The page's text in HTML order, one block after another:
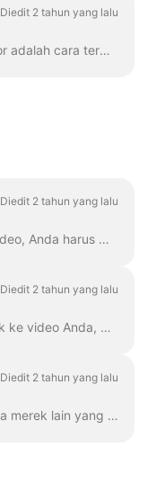
Diedit 2 tahun yang lalu
Menggunakan Wave.video Editor adalah cara termudah untuk membuat atau menyesuaikan elemen bermerek atau transparan untuk video Anda, hamparan khusus, sepertiga rendah atau video ...
Diedit 2 tahun yang lalu
Untuk menghapus logo Wave.video, Anda harus memiliki salah satu paket kami. Semua paket dapat Anda periksa di sini . Di 'Proyek saya', klik pada tiga titik untuk membuka Play...
Diedit 2 tahun yang lalu
Untuk menambahkan watermark ke video Anda, buka langkah " Watermark " dan unggah gambar yang ingin Anda tampilkan sebagai watermark. Setelah Anda...
Diedit 2 tahun yang lalu
Tanda air adalah logo atau tanda merek lain yang ditampilkan di seluruh video Anda. Dengan bantuan tanda air, Anda dapat memberi merek pada video Anda...